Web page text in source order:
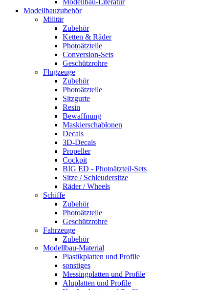
Modellbau-Literatur
Modellbauzubehör
Militär
Zubehör
Ketten & Räder
Photoätzteile
Conversion-Sets
Geschützrohre
Flugzeuge
Zubehör
Photoätzteile
Sitzgurte
Resin
Bewaffnung
Maskierschablonen
Decals
3D-Decals
Propeller
Cockpit
BIG ED - Photoätzteil-Sets
Sitze / Schleudersitze
Räder / Wheels
Schiffe
Zubehör
Photoätzteile
Geschützrohre
Fahrzeuge
Zubehör
Modellbau-Material
Plastikplatten und Profile
sonstiges
Messingplatten und Profile
Aluplatten und Profile